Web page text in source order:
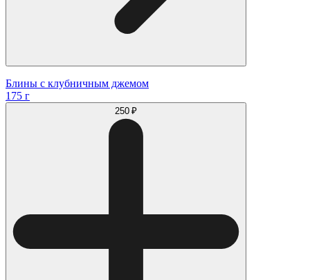
Блины с клубничным джемом
175 г
250 ₽